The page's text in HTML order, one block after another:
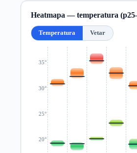
Heatmapa — temperatura
Temperatura Vetar
20°
25°
30°
35°